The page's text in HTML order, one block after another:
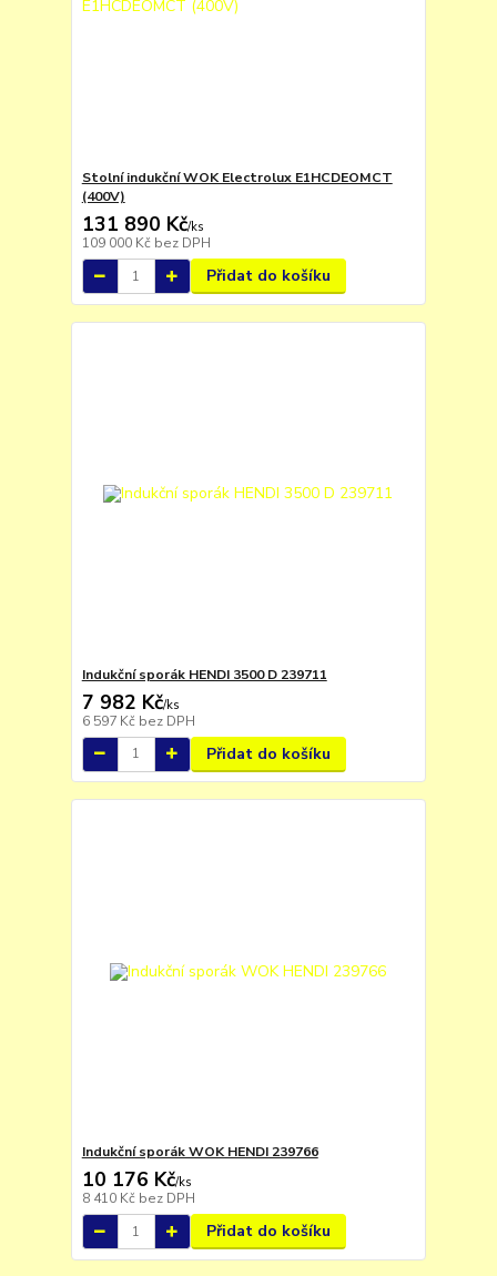
Stolní indukční WOK Electrolux E1HCDEOMCT
(400V)
131 890 Kč/ks
109 000 Kč bez DPH
Přidat do košíku
Indukční sporák HENDI 3500 D 239711
7 982 Kč/ks
6 597 Kč bez DPH
Přidat do košíku
Indukční sporák WOK HENDI 239766
10 176 Kč/ks
8 410 Kč bez DPH
Přidat do košíku